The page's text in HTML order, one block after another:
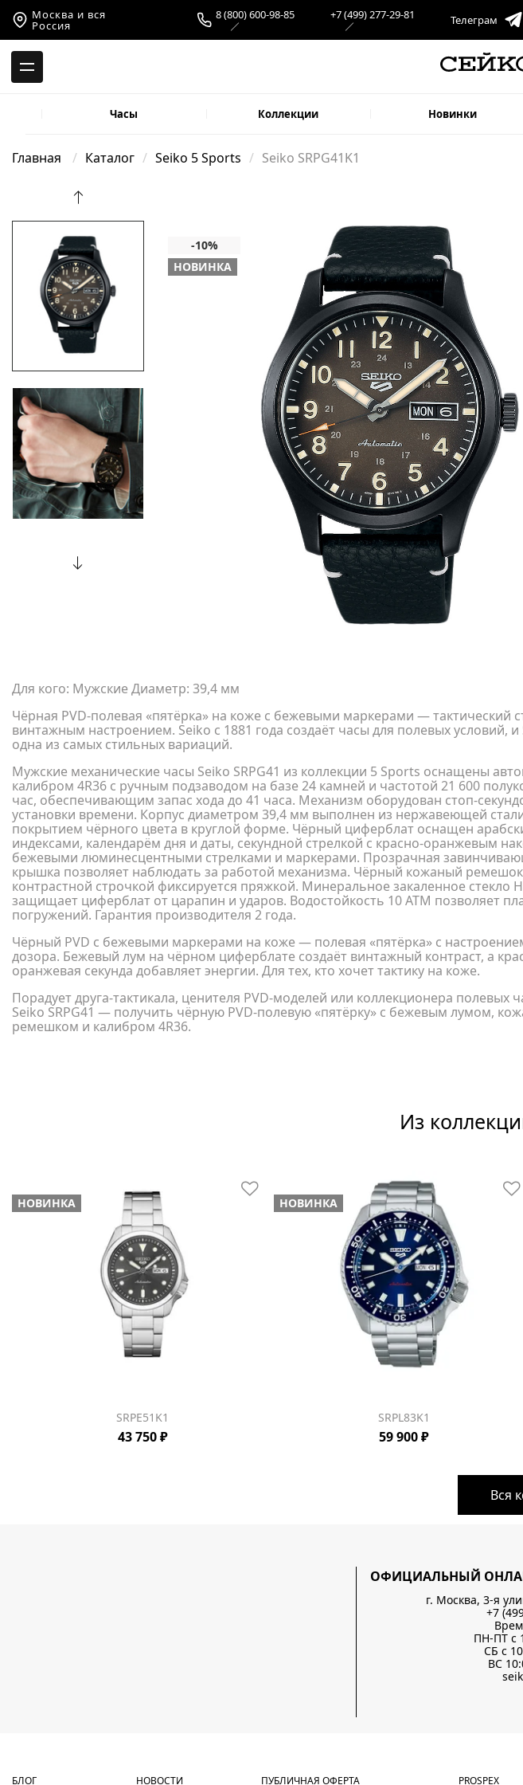
Москва и вся
Россия
8 (800) 600-98-85 +7 (499) 277-29-81 Телеграм
Часы Коллекции Новинки
Главная Каталог Seiko 5 Sports Seiko SRPG41K1
НОВИНКА
Для кого: Мужские Диаметр: 39,4 мм
Чёрная PVD-полевая «пятёрка» на коже с бежевыми маркерами — тактический
винтажным настроением. Seiko с 1881 года создаёт часы для полевых условий, и
одна из самых стильных вариаций.
Мужские механические часы Seiko SRPG41 из коллекции 5 Sports оснащены
калибром 4R36 с ручным подзаводом на базе 24 камней и частотой 21 600
час, обеспечивающим запас хода до 41 часа. Механизм оборудован стоп-
установки времени. Корпус диаметром 39,4 мм выполнен из нержавеющей
покрытием чёрного цвета в круглой форме. Чёрный циферблат оснащен
индексами, календарём дня и даты, секундной стрелкой с красно-оранжевым
бежевыми люминесцентными стрелками и маркерами. Прозрачная
крышка позволяет наблюдать за работой механизма. Чёрный кожаный
контрастной строчкой фиксируется пряжкой. Минеральное закаленное стекло
защищает циферблат от царапин и ударов. Водостойкость 10 АТМ позволяет
погружений. Гарантия производителя 2 года.
Чёрный PVD с бежевыми маркерами на коже — полевая «пятёрка» с
дозора. Бежевый лум на чёрном циферблате создаёт винтажный контраст, а
оранжевая секунда добавляет энергии. Для тех, кто хочет тактику на коже.
Порадует друга-тактикала, ценителя PVD-моделей или коллекционера полевых
Seiko SRPG41 — получить чёрную PVD-полевую «пятёрку» с бежевым лумом,
ремешком и калибром 4R36.
Из
НОВИНКА
SRPE51K1
43 750 ₽
НОВИНКА
SRPL83K1
59 900 ₽
Вся
ОФИЦИАЛЬНЫЙ
г. Москва, 3-я
+7
ПН-ПТ с
СБ с
ВС
БЛОГ НОВОСТИ ПУБЛИЧНАЯ ОФЕРТА PROSPEX